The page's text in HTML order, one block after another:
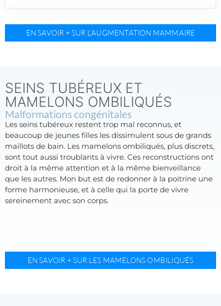
EN SAVOIR + SUR L'AUGMENTATION MAMMAIRE
SEINS TUBÉREUX ET
MAMELONS OMBILIQUÉS
Malformations congénitales
Les seins tubéreux restent trop mal reconnus, et
beaucoup de jeunes filles les dissimulent sous de grands
maillots de bain. Les mamelons ombiliqués, plus discrets,
sont tout aussi troublants à vivre. Ces reconstructions ont
droit à la même attention et à la même bienveillance
que les autres. Mon but est de redonner à la poitrine une
forme harmonieuse, et à celle qui la porte de vivre
sereinement avec son corps.
EN SAVOIR + SUR LES MAMELONS OMBILIQUÉS